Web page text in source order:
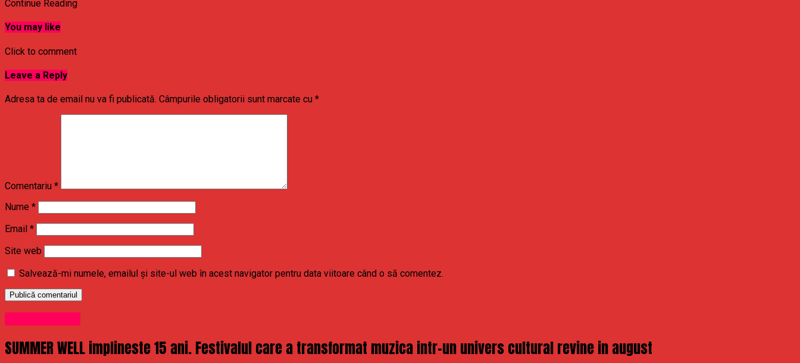
Continue Reading
You may like
Click to comment
Leave a Reply
Adresa ta de email nu va fi publicată. Câmpurile obligatorii sunt marcate cu *
Comentariu *
Nume *
Email *
Site web
Salvează-mi numele, emailul și site-ul web în acest navigator pentru data viitoare când o să comentez.
SUMMER WELL implineste 15 ani. Festivalul care a transformat muzica intr-un univers cultural revine in august